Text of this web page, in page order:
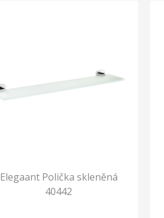
Elegaant Polička skleněná
40442